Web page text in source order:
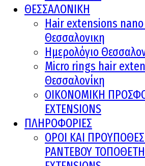
ΘΕΣΣΑΛΟΝΙΚΗ
Hair extensions
Θεσσαλονικη
Ημερολόγιο
Micro rings hair
Θεσσαλονίκη
ΟΙΚΟΝΟΜΙΚΗ
EXTENSIONS
ΠΛΗΡΟΦΟΡΙΕΣ
ΟΡΟΙ ΚΑΙ
ΡΑΝΤΕΒΟΥ